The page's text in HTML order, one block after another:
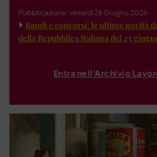
Pubblicazione: venerdì 26 Giugno 2026
Bandi e concorsi: le ultime novità
della Repubblica Italiana del 23
Entra nell'Archivio